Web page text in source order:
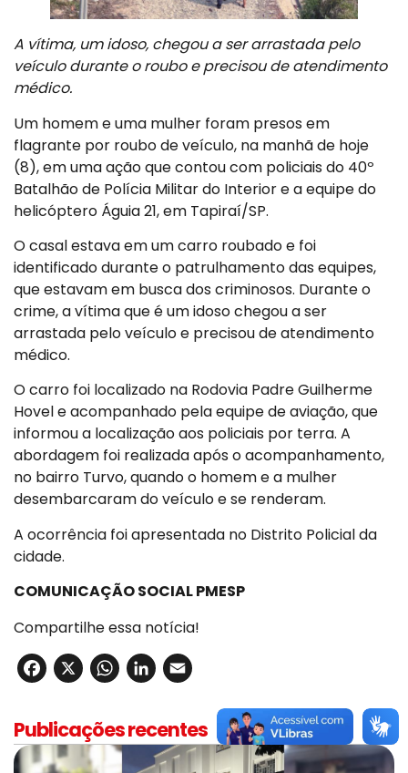
A vítima, um idoso, chegou a ser arrastada pelo
veículo durante o roubo e precisou de atendimento
médico.
Um homem e uma mulher foram presos em
flagrante por roubo de veículo, na manhã de hoje
(8), em uma ação que contou com policiais do 40º
Batalhão de Polícia Militar do Interior e a equipe do
helicóptero Águia 21, em Tapiraí/SP.
O casal estava em um carro roubado e foi
identificado durante o patrulhamento das equipes,
que estavam em busca dos criminosos. Durante o
crime, a vítima que é um idoso chegou a ser
arrastada pelo veículo e precisou de atendimento
médico.
O carro foi localizado na Rodovia Padre Guilherme
Hovel e acompanhado pela equipe de aviação, que
informou a localização aos policiais por terra. A
abordagem foi realizada após o acompanhamento,
no bairro Turvo, quando o homem e a mulher
desembarcaram do veículo e se renderam.
A ocorrência foi apresentada no Distrito Policial da
cidade.
COMUNICAÇÃO SOCIAL PMESP
Compartilhe essa notícia!
Facebook
X WhatsApp
LinkedIn
Publicações recentes